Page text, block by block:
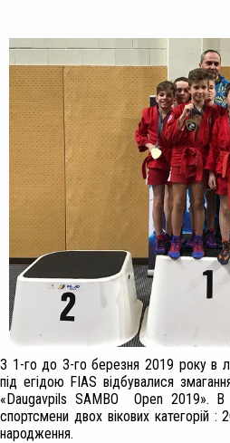
З 1-го до 3-го березня 2019 року в
під егідою FIAS відбувалися
«Daugavpils SAMBO Open 2019». В
спортсмени двох вікових категорій
народження.